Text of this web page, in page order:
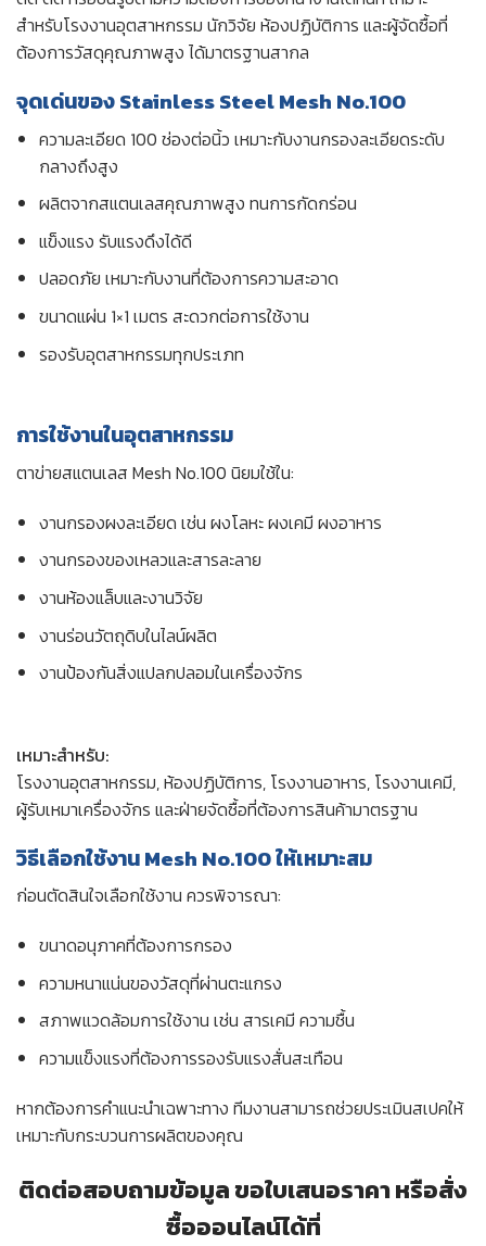
สำหรับโรงงานอุตสาหกรรม นักวิจัย ห้องปฏิบัติการ และผู้จัดซื้อที่
ต้องการวัสดุคุณภาพสูง ได้มาตรฐานสากล
จุดเด่นของ Stainless Steel Mesh No.100
ความละเอียด 100 ช่องต่อนิ้ว เหมาะกับงานกรองละเอียดระดับ
กลางถึงสูง
ผลิตจากสแตนเลสคุณภาพสูง ทนการกัดกร่อน
แข็งแรง รับแรงดึงได้ดี
ปลอดภัย เหมาะกับงานที่ต้องการความสะอาด
ขนาดแผ่น 1×1 เมตร สะดวกต่อการใช้งาน
รองรับอุตสาหกรรมทุกประเภท
การใช้งานในอุตสาหกรรม
ตาข่ายสแตนเลส Mesh No.100 นิยมใช้ใน:
งานกรองผงละเอียด เช่น ผงโลหะ ผงเคมี ผงอาหาร
งานกรองของเหลวและสารละลาย
งานห้องแล็บและงานวิจัย
งานร่อนวัตถุดิบในไลน์ผลิต
งานป้องกันสิ่งแปลกปลอมในเครื่องจักร
เหมาะสำหรับ:
โรงงานอุตสาหกรรม, ห้องปฏิบัติการ, โรงงานอาหาร, โรงงานเคมี,
ผู้รับเหมาเครื่องจักร และฝ่ายจัดซื้อที่ต้องการสินค้ามาตรฐาน
วิธีเลือกใช้งาน Mesh No.100 ให้เหมาะสม
ก่อนตัดสินใจเลือกใช้งาน ควรพิจารณา:
ขนาดอนุภาคที่ต้องการกรอง
ความหนาแน่นของวัสดุที่ผ่านตะแกรง
สภาพแวดล้อมการใช้งาน เช่น สารเคมี ความชื้น
ความแข็งแรงที่ต้องการรองรับแรงสั่นสะเทือน
หากต้องการคำแนะนำเฉพาะทาง ทีมงานสามารถช่วยประเมินสเปคให้
เหมาะกับกระบวนการผลิตของคุณ
ติดต่อสอบถามข้อมูล ขอใบเสนอราคา หรือสั่ง
ซื้อออนไลน์ได้ที่